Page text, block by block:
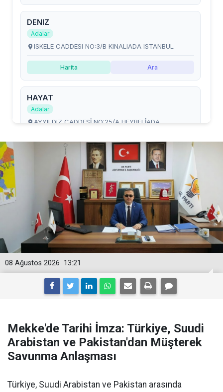
13:21
08 Ağustos 2026
Mekke'de Tarihi İmza: Türkiye, Suudi
Arabistan ve Pakistan'dan Müşterek
Savunma Anlaşması
Türkiye, Suudi Arabistan ve Pakistan arasında